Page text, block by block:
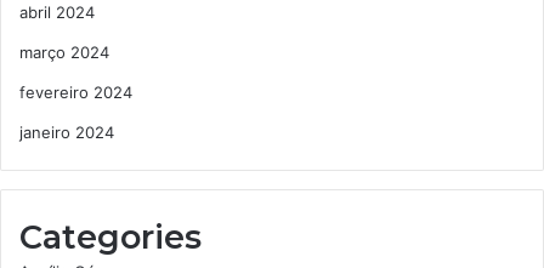
abril 2024
março 2024
fevereiro 2024
janeiro 2024
Categories